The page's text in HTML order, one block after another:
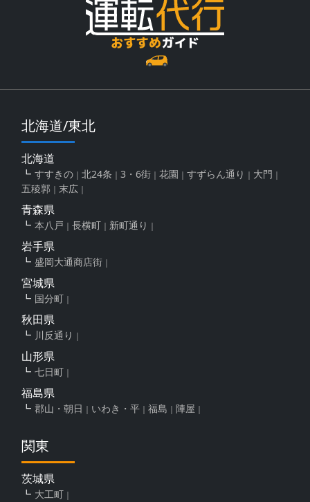
北海道/東北
北海道
すすきの 北24条 3・6街 花園 すずらん通り
大門
五稜郭
末広
青森県
本八戸 長横町 新町通り
岩手県
盛岡大通商店街
宮城県
国分町
秋田県
川反通り
山形県
七日町
福島県
郡山・朝日 いわき・平 福島 陣屋
関東
茨城県
大工町